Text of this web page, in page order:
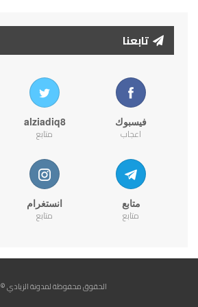
تابعنا
فيسبوك
اعجاب
alziadiq8
متابع
متابع
متابع
انستغرام
متابع
الحقوق محفوظة لمدونة الزيادي © 2026